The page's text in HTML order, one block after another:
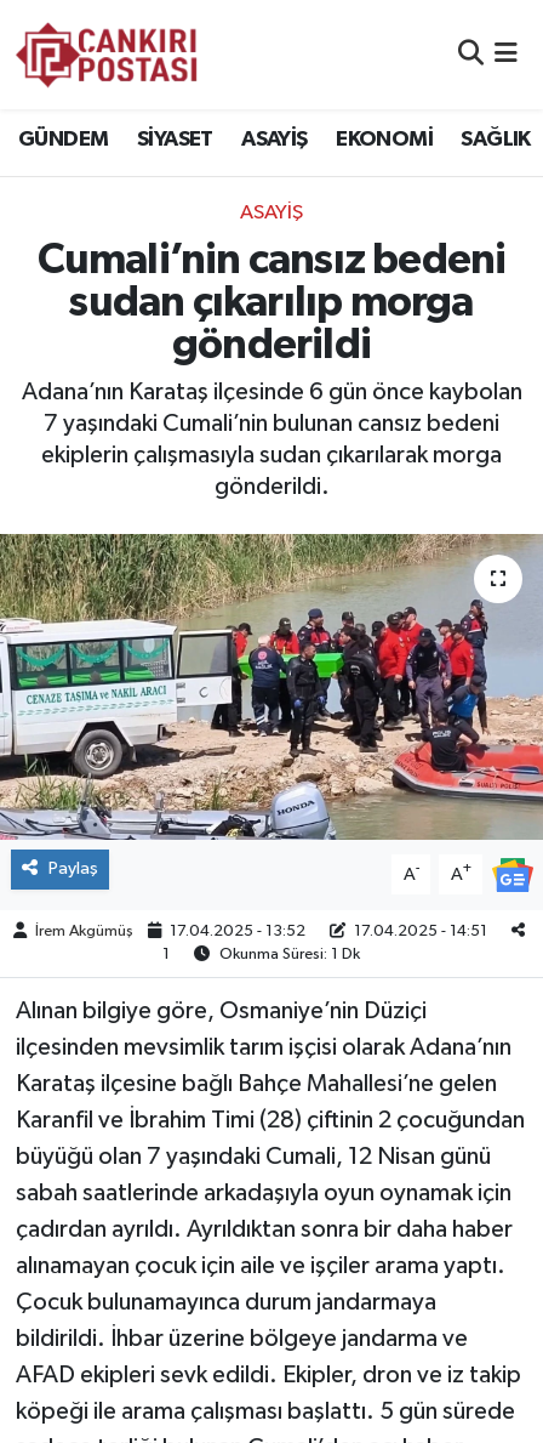
GÜNDEM SİYASET ASAYİŞ EKONOMİ SAĞLIK
ASAYİŞ
Cumali’nin cansız bedeni
sudan çıkarılıp morga
gönderildi
Adana’nın Karataş ilçesinde 6 gün önce kaybolan
7 yaşındaki Cumali’nin bulunan cansız bedeni
ekiplerin çalışmasıyla sudan çıkarılarak morga
gönderildi.
Paylaş A- A+
İrem Akgümüş 17.04.2025 - 13:52
17.04.2025 - 14:51
Okunma Süresi: 1 Dk
Alınan bilgiye göre, Osmaniye’nin Düziçi
ilçesinden mevsimlik tarım işçisi olarak Adana’nın
Karataş ilçesine bağlı Bahçe Mahallesi’ne gelen
Karanfil ve İbrahim Timi (28) çiftinin 2 çocuğundan
büyüğü olan 7 yaşındaki Cumali, 12 Nisan günü
sabah saatlerinde arkadaşıyla oyun oynamak için
çadırdan ayrıldı. Ayrıldıktan sonra bir daha haber
alınamayan çocuk için aile ve işçiler arama yaptı.
Çocuk bulunamayınca durum jandarmaya
bildirildi. İhbar üzerine bölgeye jandarma ve
AFAD ekipleri sevk edildi. Ekipler, dron ve iz takip
köpeği ile arama çalışması başlattı. 5 gün sürede
EKONOMİ
SPOR
EĞİTİM
ÇEVRE
İLÇELER
RESMİ İLANLAR
KÜLTÜR
TURİZM
MAGAZİN
BİLİM&TEKNOLOJİ
BÖLGE
TÜRKİYE
DÜNYA
Trafik Durumu
Süper Lig Puan Durumu ve Fikstür
Tüm Manşetler
Son Dakika Haberleri